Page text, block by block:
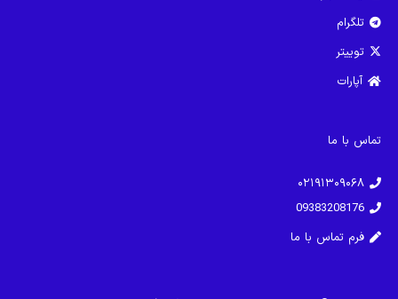
تلگرام
توییتر
آپارات
تماس با ما
۰۲۱۹۱۳۰۹۰۶۸
09383208176
فرم تماس با ما